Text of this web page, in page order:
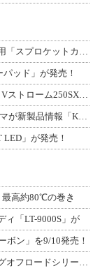
ッド」が発売！
」が発売！
最高約80℃の巻き
ィ「LT-9000S」が
ボン」を9/10発売！